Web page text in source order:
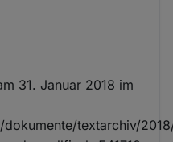
31. Januar 2018 im
textarchiv/